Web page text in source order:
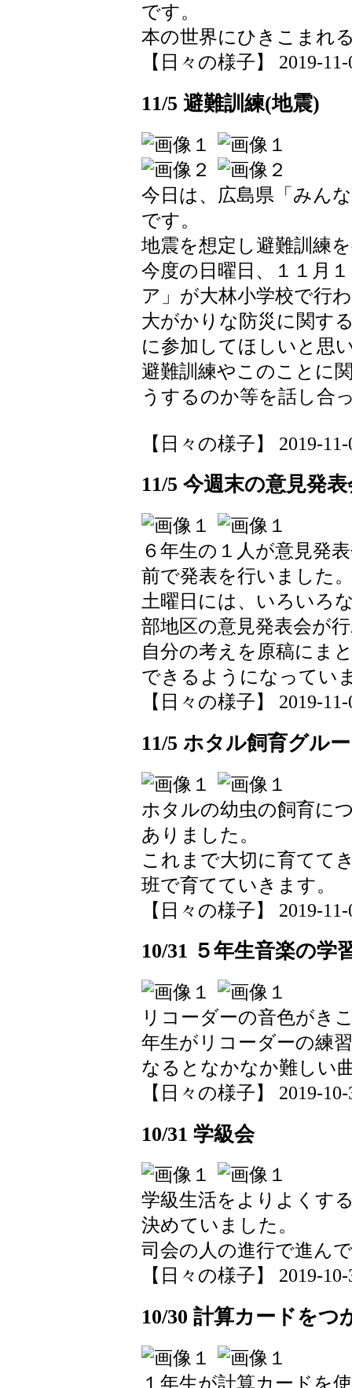
です。
本の世界にひきこまれ
【日々の様子】 2019-
11/5 避難訓練(地震)
今日は、広島県「みん
です。
地震を想定し避難訓練
今度の日曜日、１１月
ア」が大林小学校で行
大がかりな防災に関す
に参加してほしいと思
避難訓練やこのことに
うするのか等を話し合
【日々の様子】 2019-
11/5 今週末の意見発
６年生の１人が意見発
前で発表を行いました
土曜日には、いろいろ
部地区の意見発表会が
自分の考えを原稿にま
できるようになってい
【日々の様子】 2019-
11/5 ホタル飼育グル
ホタルの幼虫の飼育に
ありました。
これまで大切に育てて
班で育てていきます。
【日々の様子】 2019-
10/31 ５年生音楽の学
リコーダーの音色がき
年生がリコーダーの練
なるとなかなか難しい
【日々の様子】 2019-
10/31 学級会
学級生活をよりよくす
決めていました。
司会の人の進行で進ん
【日々の様子】 2019-
10/30 計算カードをつ
１年生が計算カードを